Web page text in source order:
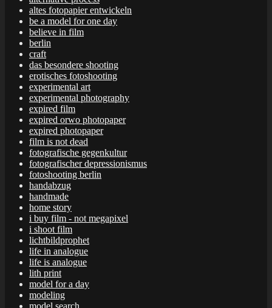
altes fotopapier entwickeln
be a model for one day
believe in film
berlin
craft
das besondere shooting
erotisches fotoshooting
experimental art
experimental photography
expired film
expired orwo photopaper
expired photopaper
film is not dead
fotografische gegenkultur
fotografischer depressionismus
fotoshooting berlin
handabzug
handmade
home story
i buy film - not megapixel
i shoot film
lichtbildprophet
life in analogue
life is analogue
lith print
model for a day
modeling
model search